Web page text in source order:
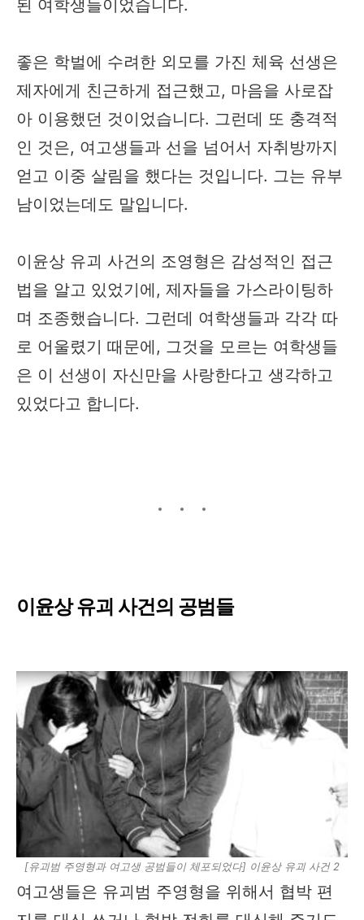
된 여학생들이었습니다.
좋은 학벌에 수려한 외모를 가진 체육 선생은
제자에게 친근하게 접근했고, 마음을 사로잡
아 이용했던 것이었습니다. 그런데 또 충격적
인 것은, 여고생들과 선을 넘어서 자취방까지
얻고 이중 살림을 했다는 것입니다. 그는 유부
남이었는데도 말입니다.
이윤상 유괴 사건의 조영형은 감성적인 접근
법을 알고 있었기에, 제자들을 가스라이팅하
며 조종했습니다. 그런데 여학생들과 각각 따
로 어울렸기 때문에, 그것을 모르는 여학생들
은 이 선생이 자신만을 사랑한다고 생각하고
있었다고 합니다.
이윤상 유괴 사건의 공범들
[유괴범 주영형과 여고생 공범들이 체포되었다] 이윤상 유괴 사건 2​
여고생들은 유괴범 주영형을 위해서 협박 편